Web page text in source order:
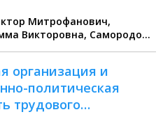
Митрофанович,
Самородов
организация и
политическая
трудового